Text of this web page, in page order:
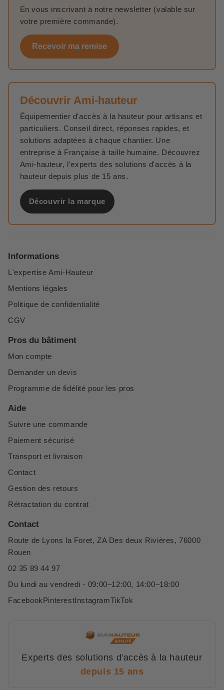
En vous inscrivant à notre newsletter (valable sur
votre première commande).
Recevoir ma remise
Découvrir Ami-hauteur
Équipementier d'accès à la hauteur pour artisans et
particuliers. Conseil direct, réponses rapides, et
solutions adaptées à chaque chantier. Une
entreprise à Française à taille humaine. Découvrez
Ami-hauteur, l'experts des solutions d'accès à la
hauteur depuis plus de 15 ans.
Découvrir la marque
Informations
L'expertise Ami-Hauteur
Mentions légales
Politique de confidentialité
CGV
Pros du bâtiment
Mon compte
Demander un devis
Programme de fidélité pour les pros
Aide
Suivre une commande
Paiement sécurisé
Transport et livraison
Contact
Gestion des retours
Rétractation du contrat
Contact
Route de Lyons la Foret, ZA Des deux Rivières, 76000
Rouen
02 35 89 44 97
Du lundi au vendredi - 09:00–12:00, 14:00–18:00
FacebookPinterestInstagramTikTok
Experts des solutions d'accès à la hauteur
depuis 15 ans